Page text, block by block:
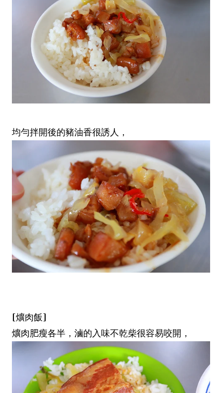
均勻拌開後的豬油香很誘人，
[爌肉飯]
爌肉肥瘦各半，滷的入味不乾柴很容易咬開，